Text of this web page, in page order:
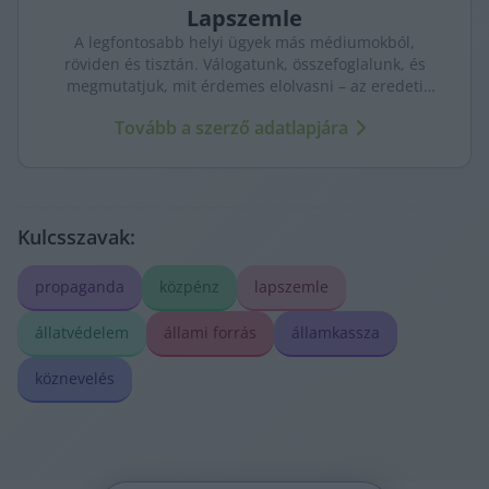
Lapszemle
A legfontosabb helyi ügyek más médiumokból,
röviden és tisztán. Válogatunk, összefoglalunk, és
megmutatjuk, mit érdemes elolvasni – az eredeti
Tovább a szerző adatlapjára
Kulcsszavak:
propaganda közpénz lapszemle
állatvédelem állami forrás államkassza
köznevelés